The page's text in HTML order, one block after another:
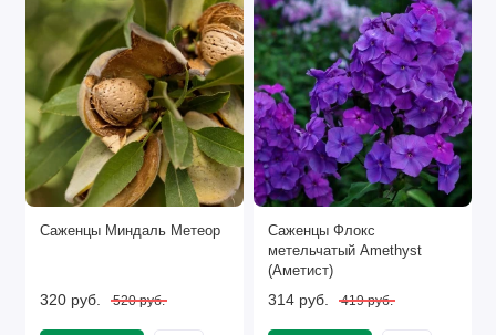
Саженцы Миндаль Метеор
320 руб. 520 руб.
Саженцы Флокс
метельчатый Amethyst
(Аметист)
314 руб. 419 руб.